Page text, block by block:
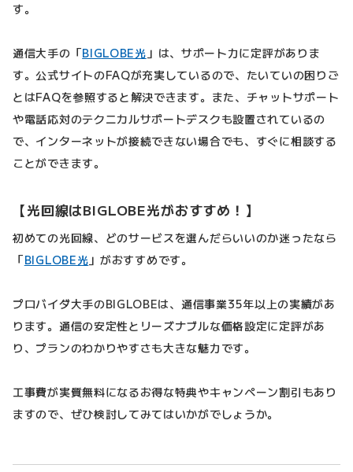
す。
通信大手の「BIGLOBE光 」は、サポート力に定評がありま
す。公式サイトのFAQが充実しているので、たいていの困りご
とはFAQを参照すると解決できます。また、チャットサポート
や電話応対のテクニカルサポートデスクも設置されているの
で、インターネットが接続できない場合でも、すぐに相談する
ことができます。
【光回線はBIGLOBE光がおすすめ！】
初めての光回線、どのサービスを選んだらいいのか迷ったなら
「BIGLOBE光 」がおすすめです。
プロバイダ大手のBIGLOBEは、通信事業35年以上の実績があ
ります。通信の安定性とリーズナブルな価格設定に定評があ
り、プランのわかりやすさも大きな魅力です。
工事費が実質無料になるお得な特典やキャンペーン割引もあり
ますので、ぜひ検討してみてはいかがでしょうか。